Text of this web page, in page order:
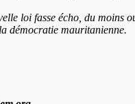
loi fasse écho, du moins
démocratie mauritanienne.